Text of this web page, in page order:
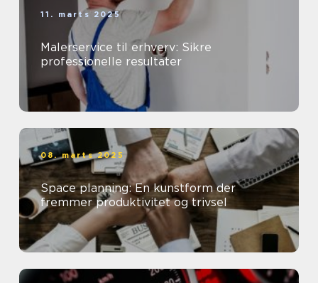
11. marts 2025
Malerservice til erhverv: Sikre
professionelle resultater
08. marts 2025
Space planning: En kunstform der
fremmer produktivitet og trivsel